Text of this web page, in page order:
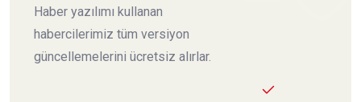
Haber yazılımı kullanan
habercilerimiz tüm versiyon
güncellemelerini ücretsiz alırlar.